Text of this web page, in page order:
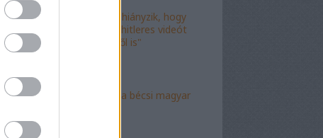
"Már csak az hiányzik, hogy
valami idióta hitleres videót
csináljon ebből is"
"Mély torok" a bécsi magyar